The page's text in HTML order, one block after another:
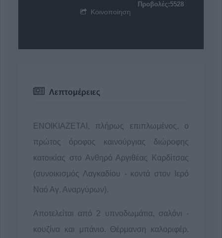
Προβολές:5528
Κοινοποίηση
Λεπτομέρειες
ΕΝΟΙΚΙΑΖΕΤΑΙ, πλήρως επιπλωμένος, ο
πρώτος όροφος καινούργιας διώροφης
κατοικίας στο Ανθηρό Αργιθέας Καρδίτσας
(συνοικισμός Λαγκαδίου - κοντά στον Ιερό
Ναό Αγ. Αναργύρων).
Αποτελείται από 2 υπνοδωμάτια, σαλόνι -
κουζίνα και μπάνιο. Θέρμανση καλοριφέρ.